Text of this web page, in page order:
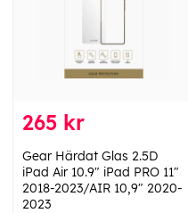
265 kr
Gear Härdat Glas 2.5D
iPad Air 10.9" iPad PRO 11"
2018-2023/AIR 10,9" 2020-
2023